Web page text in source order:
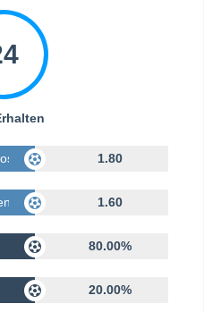
1.80
1.60
80.00%
20.00%